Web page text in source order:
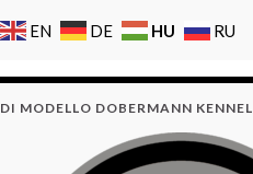
EN DE HU RU
DI MODELLO DOBERMANN KENNEL